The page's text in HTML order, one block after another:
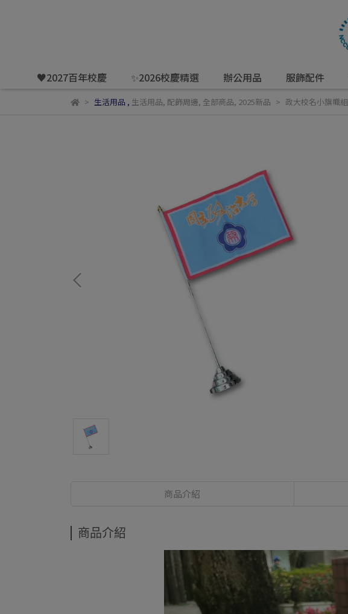
♥️2027百年校慶 ✨2026校慶精選 辦公用品 服飾配件
生活用品 , 生活用品, 配飾周邊, 全部商品, 2025新品 政大校名小旗幟組
商品介紹
商品介紹